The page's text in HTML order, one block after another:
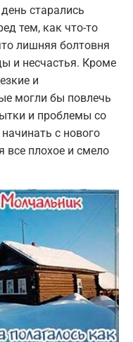
старались
тем, как что-то
лишняя болтовня
и несчастья. Кроме
и
могли бы повлечь
и проблемы со
с нового
все плохое и смело